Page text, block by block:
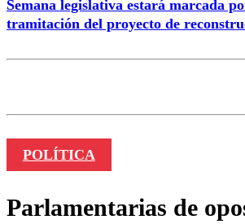
Semana legislativa estará marcada
tramitación del proyecto de
POLÍTICA
Parlamentarias de